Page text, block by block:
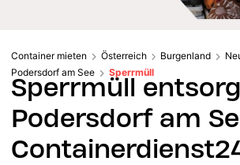
Container mieten Österreich Burgenland
Podersdorf am See
Sperrmüll
Sperrmüll
Podersdorf am